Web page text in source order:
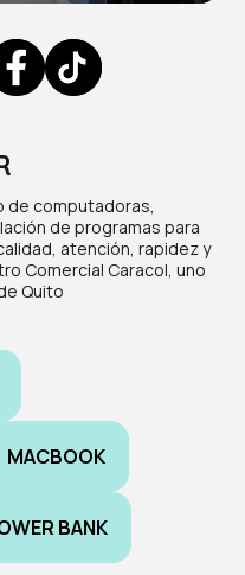
de computadoras,
de programas para
atención, rapidez y
Comercial Caracol, uno
Quito
MACBOOK
BANK